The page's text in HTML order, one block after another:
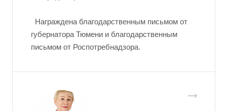
Награждена благодарственным письмом от
губернатора Тюмени и благодарственным
письмом от Роспотребнадзора.